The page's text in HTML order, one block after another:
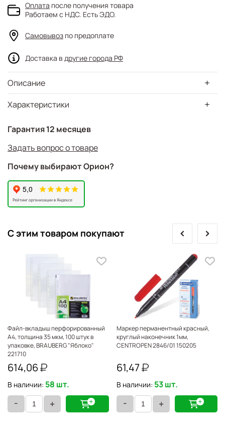
Характеристики
Описание
Гарантия 12 месяцев
Задать вопрос о товаре
Почему выбирают Орион?
Оплата после получения товара
Работаем с НДС. Есть ЭДО.
Самовывоз по предоплате
Доставка в другие города РФ
С этим товаром покупают
Файл-вкладыш перфорированный
А4, толщина 35 мкм, 100 штук в
упаковке, BRAUBERG "Яблоко"
221710
614,06
В наличии: 58 шт.
- +
Маркер перманентный красный,
круглый наконечник 1мм,
CENTROPEN 2846/01 150205
61,47
В наличии: 53 шт.
- +
prev next